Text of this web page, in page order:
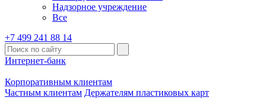
Надзорное учреждение
Все
+7 499 241 88 14
Интернет-банк
Корпоративным клиентам
Частным клиентам Держателям пластиковых карт